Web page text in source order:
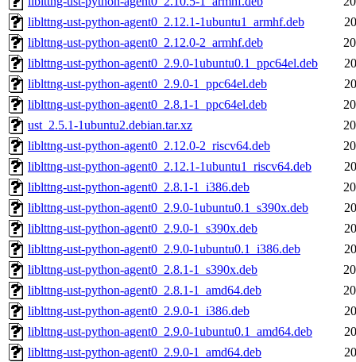
liblttng-ust-python-agent0_2.12.1-1ubuntu1_armhf.deb
liblttng-ust-python-agent0_2.12.0-2_armhf.deb
liblttng-ust-python-agent0_2.9.0-1ubuntu0.1_ppc64el.deb
liblttng-ust-python-agent0_2.9.0-1_ppc64el.deb
liblttng-ust-python-agent0_2.8.1-1_ppc64el.deb
ust_2.5.1-1ubuntu2.debian.tar.xz
liblttng-ust-python-agent0_2.12.0-2_riscv64.deb
liblttng-ust-python-agent0_2.12.1-1ubuntu1_riscv64.deb
liblttng-ust-python-agent0_2.8.1-1_i386.deb
liblttng-ust-python-agent0_2.9.0-1ubuntu0.1_s390x.deb
liblttng-ust-python-agent0_2.9.0-1_s390x.deb
liblttng-ust-python-agent0_2.9.0-1ubuntu0.1_i386.deb
liblttng-ust-python-agent0_2.8.1-1_s390x.deb
liblttng-ust-python-agent0_2.8.1-1_amd64.deb
liblttng-ust-python-agent0_2.9.0-1_i386.deb
liblttng-ust-python-agent0_2.9.0-1ubuntu0.1_amd64.deb
liblttng-ust-python-agent0_2.9.0-1_amd64.deb